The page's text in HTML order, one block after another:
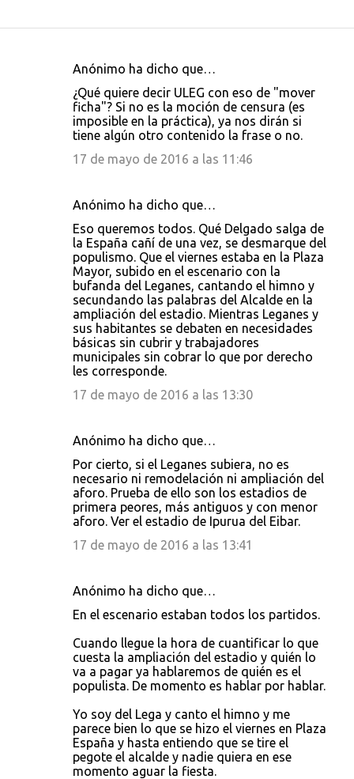
Anónimo ha dicho que…
¿Qué quiere decir ULEG con eso de "mover
ficha"? Si no es la moción de censura (es
imposible en la práctica), ya nos dirán si
tiene algún otro contenido la frase o no.
17 de mayo de 2016 a las 11:46
Anónimo ha dicho que…
Eso queremos todos. Qué Delgado salga de
la España cañí de una vez, se desmarque del
populismo. Que el viernes estaba en la Plaza
Mayor, subido en el escenario con la
bufanda del Leganes, cantando el himno y
secundando las palabras del Alcalde en la
ampliación del estadio. Mientras Leganes y
sus habitantes se debaten en necesidades
básicas sin cubrir y trabajadores
municipales sin cobrar lo que por derecho
les corresponde.
17 de mayo de 2016 a las 13:30
Anónimo ha dicho que…
Por cierto, si el Leganes subiera, no es
necesario ni remodelación ni ampliación del
aforo. Prueba de ello son los estadios de
primera peores, más antiguos y con menor
aforo. Ver el estadio de Ipurua del Eibar.
17 de mayo de 2016 a las 13:41
Anónimo ha dicho que…
En el escenario estaban todos los partidos.
Cuando llegue la hora de cuantificar lo que
cuesta la ampliación del estadio y quién lo
va a pagar ya hablaremos de quién es el
populista. De momento es hablar por hablar.
Yo soy del Lega y canto el himno y me
parece bien lo que se hizo el viernes en Plaza
España y hasta entiendo que se tire el
pegote el alcalde y nadie quiera en ese
momento aguar la fiesta.